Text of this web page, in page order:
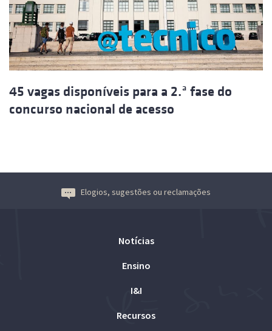
45 vagas disponíveis para a 2.ª fase do
concurso nacional de acesso
Elogios, sugestões ou reclamações
Notícias
Ensino
I&I
Recursos